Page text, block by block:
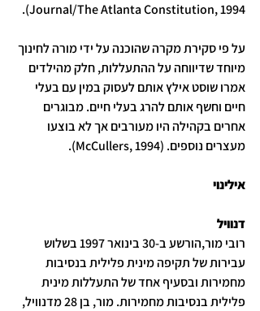
Journal/The Atlanta Constitution, 1994).
על פי סקירת מקרה שהוכנה על ידי מורה לחינוך
מיוחד שדיווחה על ההתעללות, חלק מהילדים
אמרו שוסט אילץ אותם לעסוק במין עם בעלי
חיים וחשף אותם להרג בעלי חיים. מבוגרים
אחרים בקהילה היו מעורבים אך לא בוצעו
מעצרים נוספים. (McCullers, 1994).
אילינוי
דנוויל
רובי מור,הורשע ב-30 בינואר 1997 בשלוש
עבירות של תקיפה מינית פלילית בנסיבות
מחמירות ובסעיף אחד של התעללות מינית
פלילית בנסיבות מחמירות. מור, בן 28 מדנוויל,